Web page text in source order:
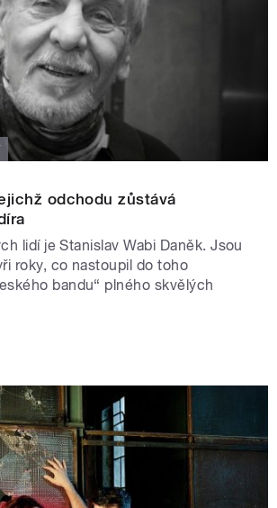
odchodu zůstává
lidí je Stanislav Wabi Daněk. Jsou
roky, co nastoupil do toho
bandu“ plného skvělých